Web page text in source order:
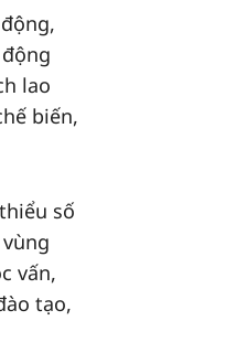
lao
biến,
số
vấn,
tạo,